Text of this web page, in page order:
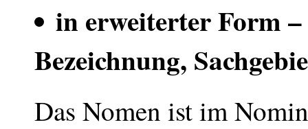
in erweiterter Form
Bezeichnung,
Das Nomen ist im